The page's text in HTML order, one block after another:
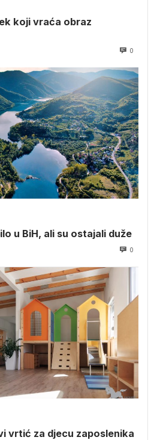
koji vraća obraz
0
u BiH, ali su ostajali duže
0
vrtić za djecu zaposlenika